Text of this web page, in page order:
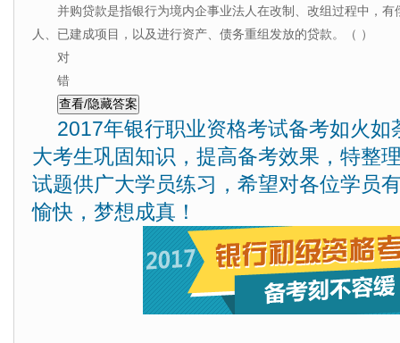
并购贷款是指银行为境内企事业法人在改制、改组过程中，
人、已建成项目，以及进行资产、债务重组发放的贷款。（ ）
对
错
2017年银行职业资格考试备考如火如
大考生巩固知识，提高备考效果，特整
试题供广大学员练习，希望对各位学员
愉快，梦想成真！